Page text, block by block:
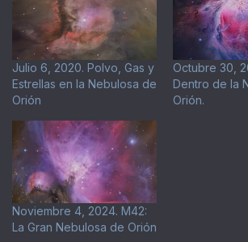
Julio 6, 2020. Polvo, Gas y
Estrellas en la Nebulosa de
Orión
Octubre 30,
Dentro de la
Orión.
Noviembre 4, 2024. M42:
La Gran Nebulosa de Orión